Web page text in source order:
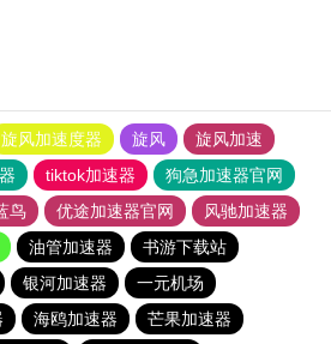
旋风加速度器 旋风
旋风加速
tiktok加速器
狗急加速器官网
鸟 优途加速器官网
风驰加速器
油管加速器
书游下载站
银河加速器
一元机场
海鸥加速器
芒果加速器